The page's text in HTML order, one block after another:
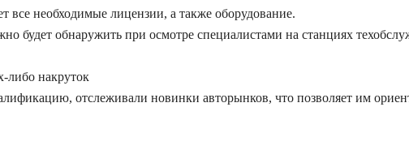
все необходимые лицензии, а также оборудование.
будет обнаружить при осмотре специалистами на станциях
либо накруток
отслеживали новинки авторынков, что позволяет им